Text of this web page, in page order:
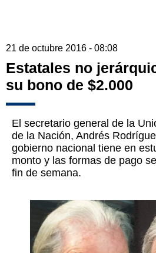
21 de octubre 2016 - 08:08
Estatales no
su bono de $2.000
El secretario general de la
de la Nación, Andrés
gobierno nacional tiene en
monto y las formas de pago
fin de semana.